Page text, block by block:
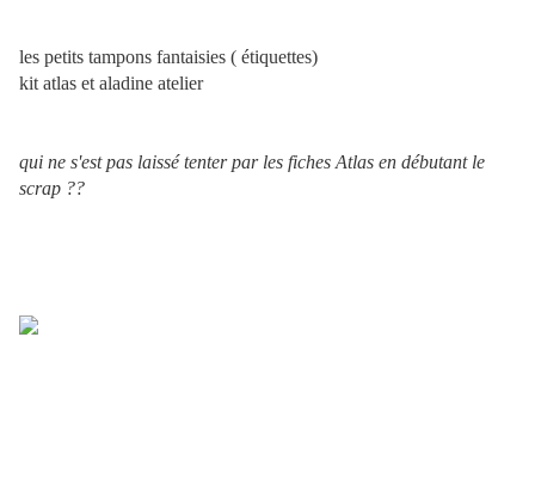
les petits tampons fantaisies ( étiquettes)
kit atlas et aladine atelier
qui ne s'est pas laissé tenter par les fiches Atlas en débutant le
scrap ??